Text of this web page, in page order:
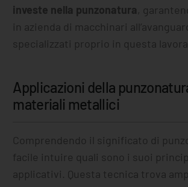
investe nella punzonatura,
in azienda di macchinari
specializzati proprio in questa
Applicazioni della
materiali metallici
Comprendendo il significato di
facile intuire quali sono i suoi
applicativi. Questa tecnica trova